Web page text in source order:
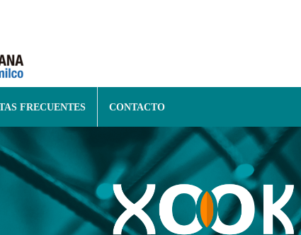
FRECUENTES CONTACTO